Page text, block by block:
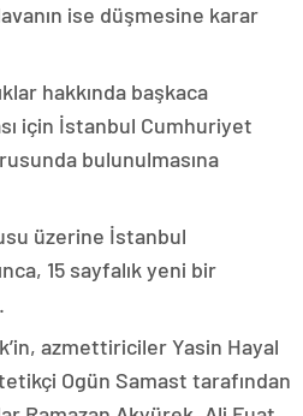
ise düşmesine karar
hakkında başkaca
için İstanbul Cumhuriyet
bulunulmasına
üzerine İstanbul
15 sayfalık yeni bir
azmettiriciler Yasin Hayal
Ogün Samast tarafından